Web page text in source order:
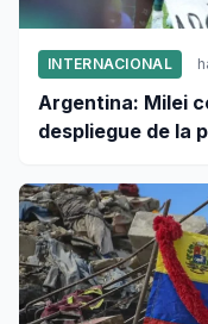
INTERNACIONAL
Argentina: Milei
despliegue de la